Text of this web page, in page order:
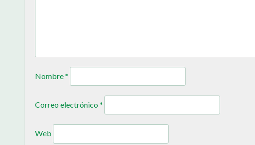
Nombre*
Correo electrónico*
Web